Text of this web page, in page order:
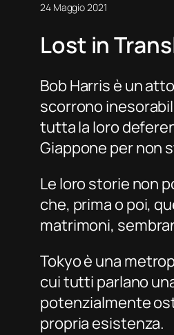
24 Maggio 2021
Lost in
Bob Harris è un
scorrono
tutta la loro
Giappone per non
Le loro storie non
che, prima o poi,
matrimoni,
Tokyo è una
cui tutti parlano
potenzialmente
propria esistenza.